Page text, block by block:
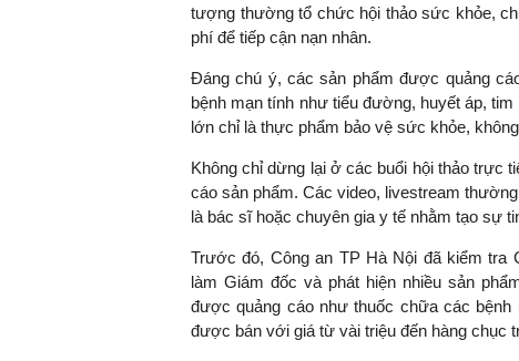
tượng thường tổ chức hội thảo sức khỏe,
phí để tiếp cận nạn nhân.
Đáng chú ý, các sản phẩm được quảng
bệnh mạn tính như tiểu đường, huyết áp,
lớn chỉ là thực phẩm bảo vệ sức khỏe,
Không chỉ dừng lại ở các buổi hội thảo trực
cáo sản phẩm. Các video, livestream
là bác sĩ hoặc chuyên gia y tế nhằm tạo sự
Trước đó, Công an TP Hà Nội đã kiểm tra
làm Giám đốc và phát hiện nhiều sản
được quảng cáo như thuốc chữa các
được bán với giá từ vài triệu đến hàng chục